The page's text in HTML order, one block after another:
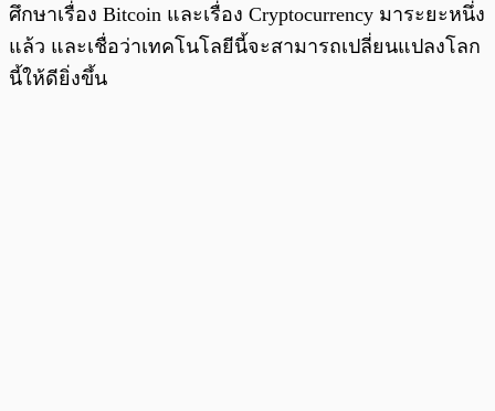
ศึกษาเรื่อง Bitcoin และเรื่อง Cryptocurrency มาระยะหนึ่ง
แล้ว และเชื่อว่าเทคโนโลยีนี้จะสามารถเปลี่ยนแปลงโลก
นี้ให้ดียิ่งขึ้น